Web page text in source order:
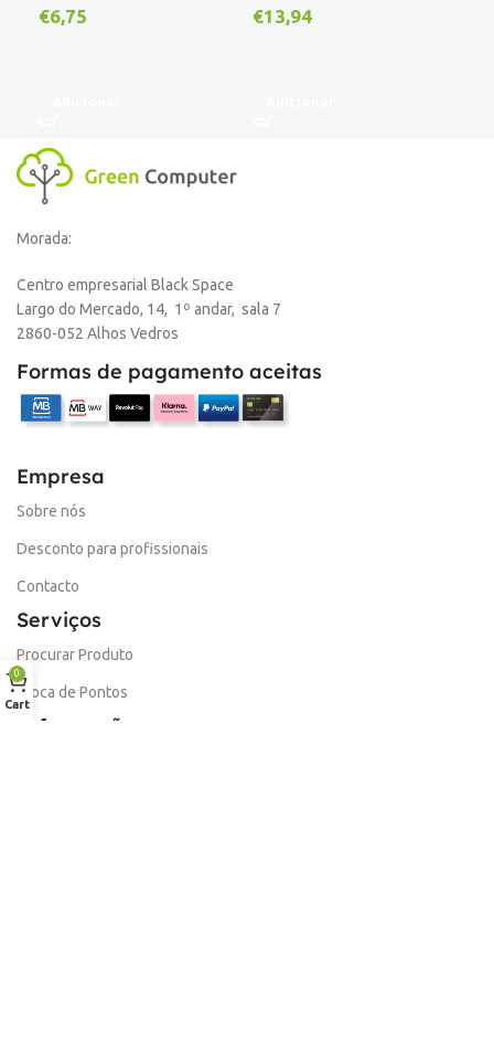
€6,75 €13,94
Morada:
Centro empresarial Black Space
Largo do Mercado, 14, 1º andar, sala 7
2860-052 Alhos Vedros
Formas de pagamento aceitas
Empresa
Sobre nós
Desconto para profissionais
Contacto
Serviços
Procurar Produto
Troca de Pontos
Informações
0
Cart